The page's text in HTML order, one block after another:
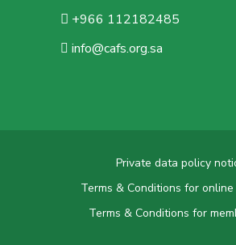
+966 112182485
info@cafs.org.sa
Private data policy
Terms & Conditions for
Terms & Conditions for